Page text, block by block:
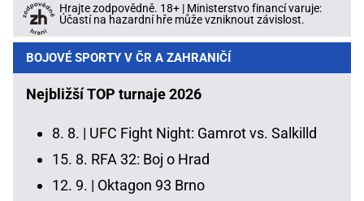
Hrajte zodpovědně. 18+ | Ministerstvo financí varuje:
Účastí na hazardní hře může vzniknout závislost.
BOJOVÉ SPORTY V ČR A ZAHRANIČÍ
Nejbližší TOP turnaje 2026
8. 8. | UFC Fight Night: Gamrot vs. Salkilld
15. 8. RFA 32: Boj o Hrad
12. 9. | Oktagon 93 Brno